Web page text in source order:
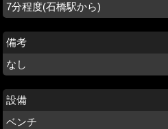
7分程度(石橋駅から)
備考
なし
設備
ベンチ